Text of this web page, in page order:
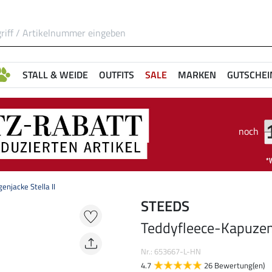
STALL & WEIDE OUTFITS SALE MARKEN
noch
Stella II
STEEDS
Teddyfleece-
Nr.: 653667-L-HN
4.7
26 Bewertung(en)